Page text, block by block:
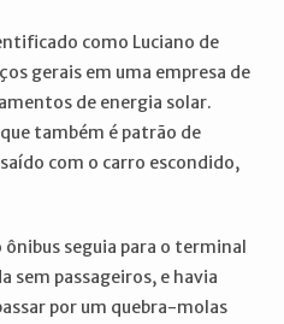
como Luciano de
gerais em uma empresa de
de energia solar.
também é patrão de
com o carro escondido,
seguia para o terminal
sem passageiros, e havia
por um quebra-molas